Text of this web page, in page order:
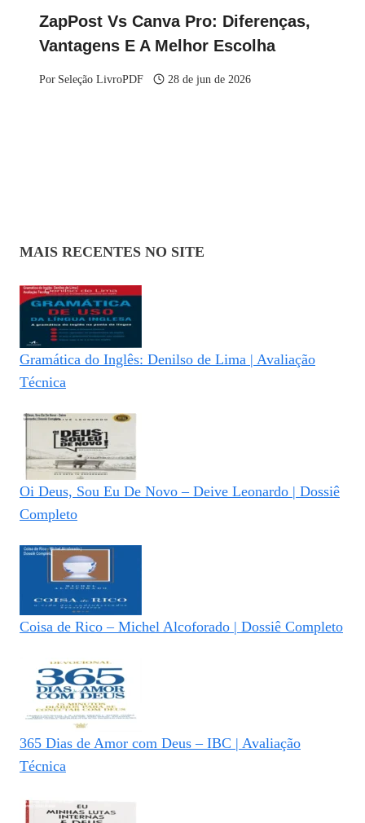
ZapPost Vs Canva Pro: Diferenças,
Vantagens E A Melhor Escolha
Por Seleção LivroPDF 28 de jun de 2026
MAIS RECENTES NO SITE
Gramática do Inglês: Denilso de Lima | Avaliação
Técnica
Oi Deus, Sou Eu De Novo – Deive Leonardo | Dossiê
Completo
Coisa de Rico – Michel Alcoforado | Dossiê Completo
365 Dias de Amor com Deus – IBC | Avaliação
Técnica